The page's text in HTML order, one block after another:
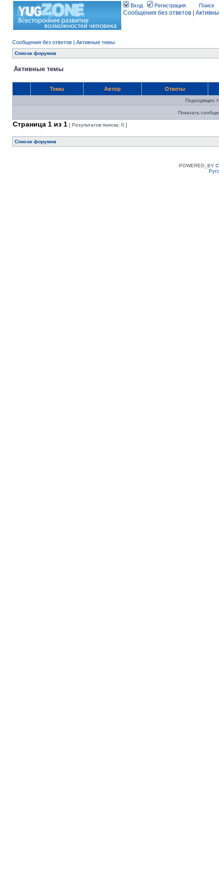
Вход Регистрация Поиск
Сообщения без ответов
Сообщения без ответов | Активные темы
Список форумов
Активные темы
Темы Автор Ответы
Подходящих
Показать
Страница 1 из 1 [ Результатов поиска: 0 ]
Список форумов
POWERED_BY